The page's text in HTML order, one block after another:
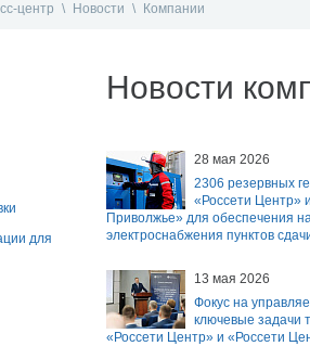
центр \ Новости \ Компании
для
Новости
28 мая 2026
2306 резервных
«Россети Центр»
Приволжье» для обеспечения
электроснабжения пунктов
13 мая 2026
Фокус на
ключевые задачи
«Россети Центр» и «Россети